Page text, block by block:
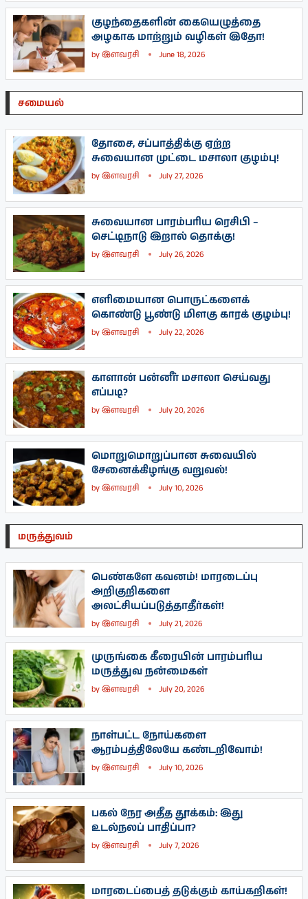
குழந்தைகளின் கையெழுத்தை
அழகாக மாற்றும் வழிகள் இதோ!
byஇளவரசி June 18, 2026
சமையல்
தோசை, சப்பாத்திக்கு ஏற்ற
சுவையான முட்டை மசாலா குழம்பு!
byஇளவரசி July 27, 2026
சுவையான பாரம்பரிய ரெசிபி –
செட்டிநாடு இறால் தொக்கு!
byஇளவரசி July 26, 2026
எளிமையான பொருட்களைக்
கொண்டு பூண்டு மிளகு காரக் குழம்பு!
byஇளவரசி July 22, 2026
காளான் பன்னீர் மசாலா செய்வது
எப்படி?
byஇளவரசி July 20, 2026
மொறுமொறுப்பான சுவையில்
சேனைக்கிழங்கு வறுவல்!
byஇளவரசி July 10, 2026
மருத்துவம்
பெண்களே கவனம்! மாரடைப்பு
அறிகுறிகளை
அலட்சியப்படுத்தாதீர்கள்!
byஇளவரசி July 21, 2026
முருங்கை கீரையின் பாரம்பரிய
மருத்துவ நன்மைகள்
byஇளவரசி July 20, 2026
நாள்பட்ட நோய்களை
ஆரம்பத்திலேயே கண்டறிவோம்!
byஇளவரசி July 10, 2026
பகல் நேர அதீத தூக்கம்: இது
உடல்நலப் பாதிப்பா?
byஇளவரசி July 7, 2026
மாரடைப்பைத் தடுக்கும் காய்கறிகள்!